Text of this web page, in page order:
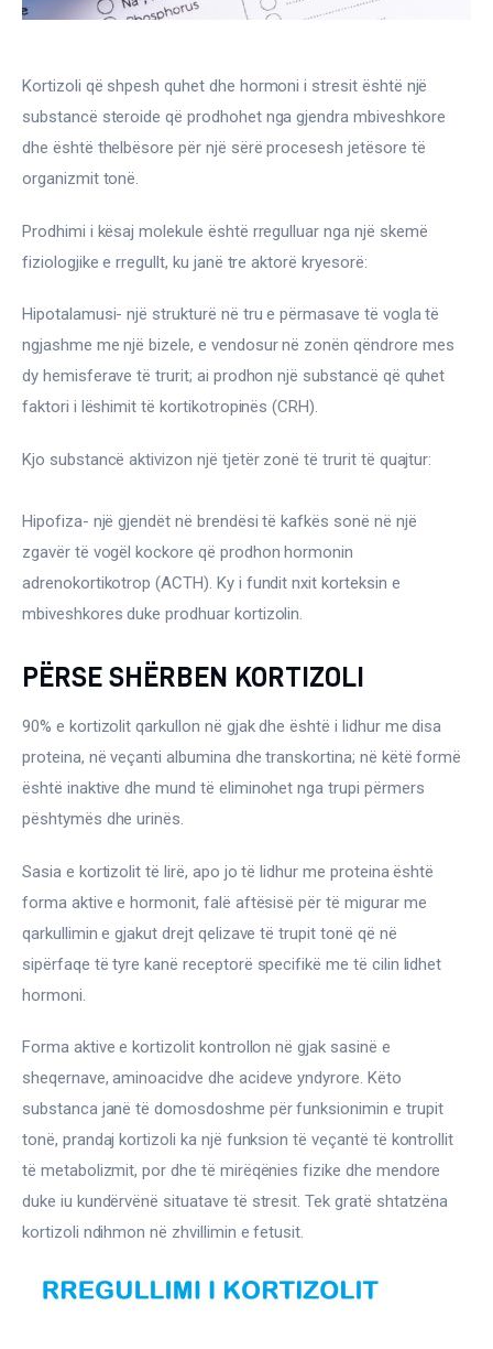
Laborator dhe Radiologji
Nena dhe Femija
Okulistike
Onkologji
Ortopedi dhe Fizioterapi
Pneumologji
Psikologji
Regjim ushqimor
COVID-19
Të njohim ilaçet/suplementet
Kortizoli që shpesh quhet dhe hormoni i stresit është një
substancë steroide që prodhohet nga gjendra mbiveshkore
dhe është thelbësore për një sërë procesesh jetësore të
organizmit tonë.
Prodhimi i kësaj molekule është rregulluar nga një skemë
fiziologjike e rregullt, ku janë tre aktorë kryesorë:
Hipotalamusi- një strukturë në tru e përmasave të vogla të
ngjashme me një bizele, e vendosur në zonën qëndrore mes
dy hemisferave të trurit; ai prodhon një substancë që quhet
faktori i lëshimit të kortikotropinës (CRH).
Kjo substancë aktivizon një tjetër zonë të trurit të quajtur:
Hipofiza- një gjendët në brendësi të kafkës sonë në një
zgavër të vogël kockore që prodhon hormonin
adrenokortikotrop (ACTH). Ky i fundit nxit korteksin e
mbiveshkores duke prodhuar kortizolin.
PËRSE SHËRBEN KORTIZOLI
90% e kortizolit qarkullon në gjak dhe është i lidhur me disa
proteina, në veçanti albumina dhe transkortina; në këtë formë
është inaktive dhe mund të eliminohet nga trupi përmers
pështymës dhe urinës.
Sasia e kortizolit të lirë, apo jo të lidhur me proteina është
forma aktive e hormonit, falë aftësisë për të migurar me
qarkullimin e gjakut drejt qelizave të trupit tonë që në
sipërfaqe të tyre kanë receptorë specifikë me të cilin lidhet
hormoni.
Forma aktive e kortizolit kontrollon në gjak sasinë e
sheqernave, aminoacidve dhe acideve yndyrore. Këto
substanca janë të domosdoshme për funksionimin e trupit
tonë, prandaj kortizoli ka një funksion të veçantë të kontrollit
të metabolizmit, por dhe të mirëqënies fizike dhe mendore
duke iu kundërvënë situatave të stresit. Tek gratë shtatzëna
kortizoli ndihmon në zhvillimin e fetusit.